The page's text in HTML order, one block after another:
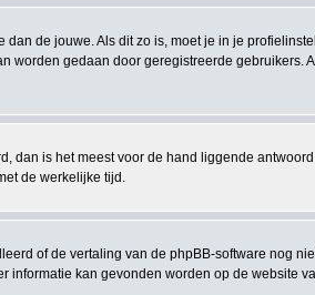
de jouwe. Als dit zo is, moet je in je
gedaan door geregistreerde gebruikers.
dan is het meest voor de hand liggende
de werkelijke tijd.
of de vertaling van de phpBB-software nog
kan gevonden worden op de website